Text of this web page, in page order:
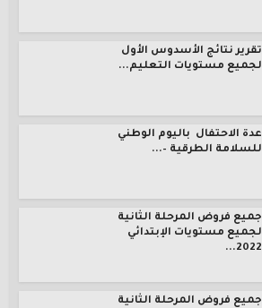
تقرير نتائج الأسدوس الأول
لجميع مستويات التعليم...
عدة الاحتفال باليوم الوطني
للسلامة الطرقية –...
جميع فروض المرحلة الثانية
لجميع مستويات الإبتدائي
2022...
جميع فروض المرحلة الثانية